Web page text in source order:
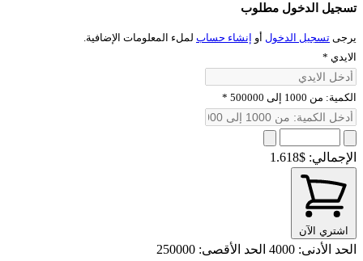
تسجيل الدخول مطلوب
يرجى تسجيل الدخول أو إنشاء حساب لملء المعلومات الإضافية.
الايدي *
الكمية: من 1000 إلى 500000 *
الإجمالي: $1.618
اشتري الآن
الحد الأدنى: 4000 الحد الأقصى: 250000